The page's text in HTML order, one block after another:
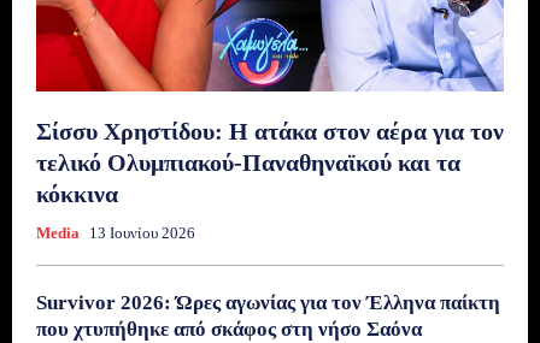
Σίσσυ Χρηστίδου: Η ατάκα στον αέρα για τον
τελικό Ολυμπιακού-Παναθηναϊκού και τα
κόκκινα
Media 13 Ιουνίου 2026
Survivor 2026: Ώρες αγωνίας για τον Έλληνα παίκτη
που χτυπήθηκε από σκάφος στη νήσο Σαόνα